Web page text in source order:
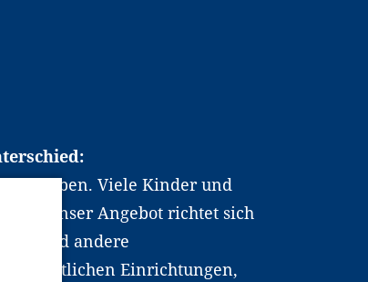
Viele Kinder und
Unser Angebot richtet sich
und andere
Einrichtungen,